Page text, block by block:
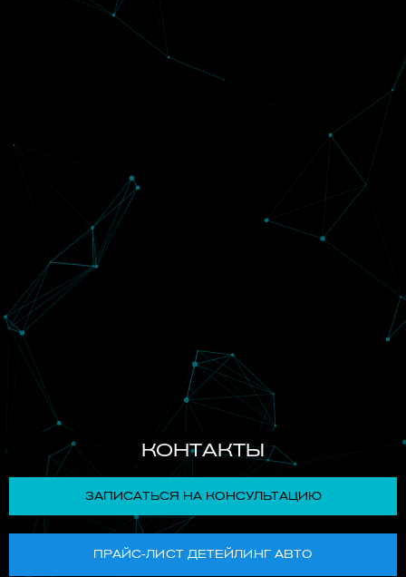
КОНТАКТЫ
ЗАПИСАТЬСЯ НА КОНСУЛЬТАЦИЮ
ПРАЙС-ЛИСТ ДЕТЕЙЛИНГ АВТО